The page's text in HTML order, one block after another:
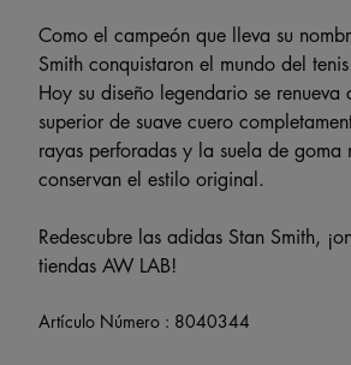
Como el campeón que lleva su
Smith conquistaron el mundo del
Hoy su diseño legendario se renueva
superior de suave cuero
rayas perforadas y la suela de goma
conservan el estilo original.
Redescubre las adidas Stan Smith,
tiendas AW LAB!
Artículo Número : 8040344